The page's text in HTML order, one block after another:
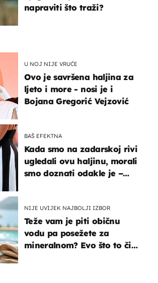
napraviti što traži?
U NOJ NIJE VRUĆE
Ovo je savršena haljina za
ljeto i more - nosi je i
Bojana Gregorić Vejzović
BAŠ EFEKTNA
Kada smo na zadarskoj rivi
ugledali ovu haljinu, morali
smo doznati odakle je –
NIJE UVIJEK NAJBOLJI IZBOR
Teže vam je piti običnu
vodu pa posežete za
mineralnom? Evo što to čini